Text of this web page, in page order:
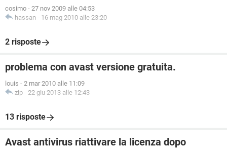
cosimo - 27 nov 2009 alle 04:53
hassan - 16 mag 2010 alle 23:20
2 risposte
problema con avast versione gratuita.
louis - 2 mar 2010 alle 11:09
zip - 22 giu 2013 alle 12:43
13 risposte
Avast antivirus riattivare la licenza dopo